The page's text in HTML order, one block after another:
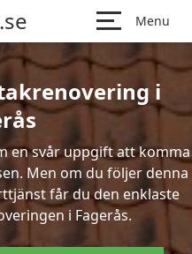
Menu
i
en svår uppgift att komma
Men om du följer denna
får du den enklaste
i Fagerås.